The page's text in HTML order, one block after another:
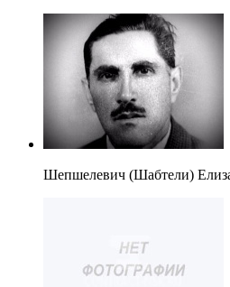
Шепшелевич (Шабтели)